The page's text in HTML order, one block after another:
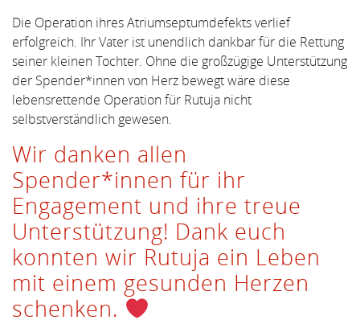
Die Operation ihres Atriumseptumdefekts verlief
erfolgreich. Ihr Vater ist unendlich dankbar für die Rettung
seiner kleinen Tochter. Ohne die großzügige Unterstützung
der Spender*innen von Herz bewegt wäre diese
lebensrettende Operation für Rutuja nicht
selbstverständlich gewesen.
Wir danken allen
Spender*innen für ihr
Engagement und ihre treue
Unterstützung! Dank euch
konnten wir Rutuja ein Leben
mit einem gesunden Herzen
schenken.